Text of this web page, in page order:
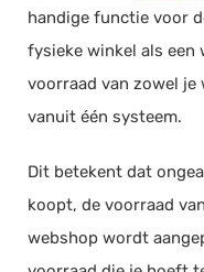
handige functie voor
fysieke winkel als een
voorraad van zowel je
vanuit één systeem.
Dit betekent dat
koopt, de voorraad
webshop wordt